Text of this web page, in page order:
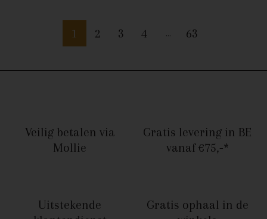
1 2 3 4 … 63
Veilig betalen via
Mollie
Gratis levering in BE
vanaf €75,-*
Uitstekende
Gratis ophaal in de